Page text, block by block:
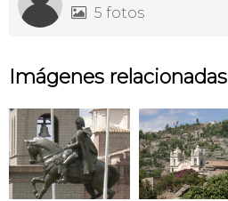
 5 fotos
Imágenes relacionadas